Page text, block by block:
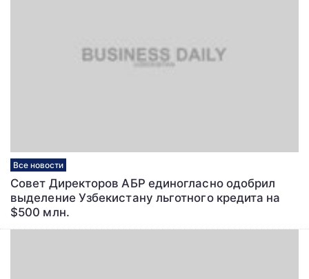
Все новости
Совет Директоров АБР единогласно одобрил
выделение Узбекистану льготного кредита на
$500 млн.